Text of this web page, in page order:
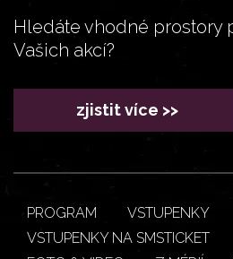
Hledáte vhodné prostory
Vašich akcí?
zjistit více >>
PROGRAM
VSTUPENKY
VSTUPENKY NA SMSTICKET